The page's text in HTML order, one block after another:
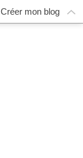
Créer mon blog